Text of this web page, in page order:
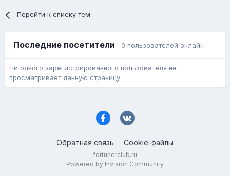
Перейти к списку тем
Последние посетители 0 пользователей онлайн
Ни одного зарегистрированного пользователя не
просматривает данную страницу
Обратная связь Cookie-файлы
fortunerclub.ru
Powered by Invision Community